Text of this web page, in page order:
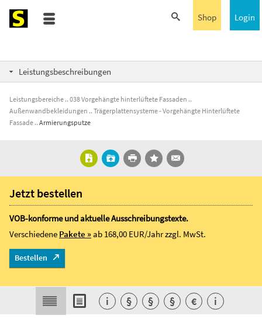
Login
Shop
Leistungsbeschreibungen
Leistungsbereiche
038 Vorgehängte hinterlüftete Fassaden
Außenwandbekleidungen
Trägerplattensysteme - Vorgehängte Hinterlüftete
Fassade
Armierungsputze
Jetzt bestellen
VOB-konforme und aktuelle Ausschreibungstexte.
Verschiedene Pakete »ab 168,00 EUR/Jahrzzgl. MwSt.
Bestellen
i § § § € i